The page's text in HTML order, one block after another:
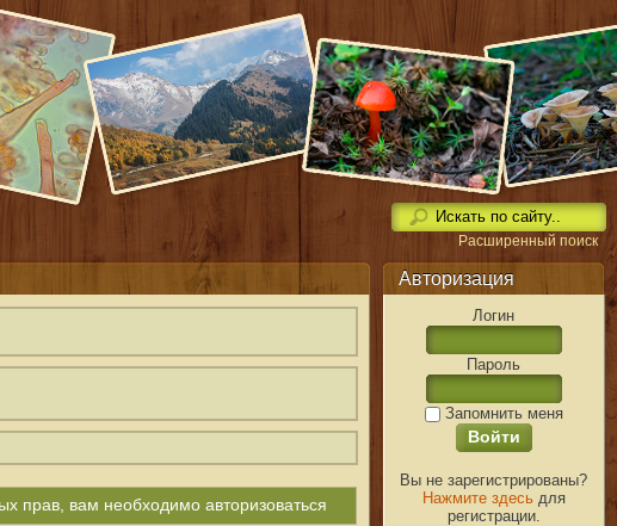
Расширенный поиск
Авторизация
Логин
Пароль
Запомнить меня
Вы не зарегистрированы?
Нажмите здесьдля
регистрации.
прав, вам необходимо авторизоваться